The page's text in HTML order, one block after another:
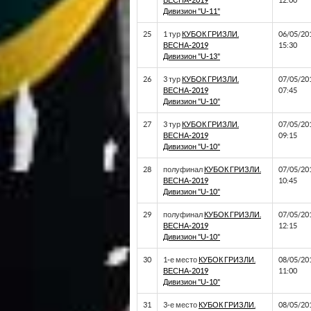
Дивизион "U-11"
25 1 турКУБОК ГРИЗЛИ.
ВЕСНА-2019
Дивизион "U-13"
06/05/
15:30
26 3 турКУБОК ГРИЗЛИ.
ВЕСНА-2019
Дивизион "U-10"
07/05/
07:45
27 3 турКУБОК ГРИЗЛИ.
ВЕСНА-2019
Дивизион "U-10"
07/05/
09:15
28 полуфиналКУБОК ГРИЗЛИ.
ВЕСНА-2019
Дивизион "U-10"
07/05/
10:45
29 полуфиналКУБОК ГРИЗЛИ.
ВЕСНА-2019
Дивизион "U-10"
07/05/
12:15
30 1-е местоКУБОК ГРИЗЛИ.
ВЕСНА-2019
Дивизион "U-10"
08/05/
11:00
31 3-е местоКУБОК ГРИЗЛИ. 08/05/